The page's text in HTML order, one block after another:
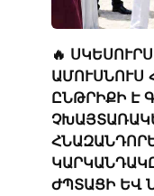
🔥
ԱՄՈՒՍՆՈՒՍ
ԸՆԹՐԻՔԻ Է
ԺՊՏԱՑԻ ԵՎ